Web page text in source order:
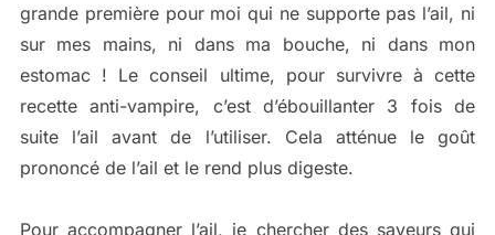
grande première pour moi qui ne supporte pas l’ail, ni
sur mes mains, ni dans ma bouche, ni dans mon
estomac ! Le conseil ultime, pour survivre à cette
recette anti-vampire, c’est d’ébouillanter 3 fois de
suite l’ail avant de l’utiliser. Cela atténue le goût
prononcé de l’ail et le rend plus digeste.
Pour accompagner l’ail, je chercher des saveurs qui